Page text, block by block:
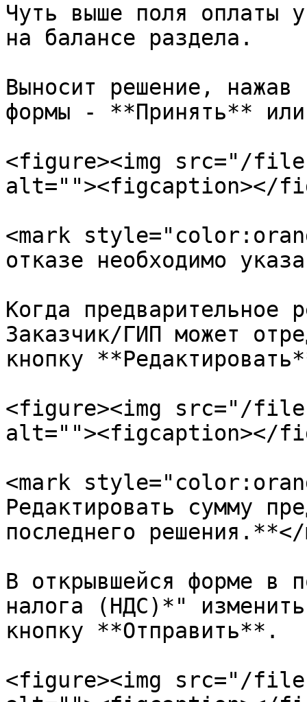
Чуть выше поля оплаты
на балансе раздела.
Выносит решение,
формы - **Принять**
<figure><img src="/files/
alt=""><figcaption></
<mark
отказе необходимо
Когда предварительное
Заказчик/ГИП может
кнопку
<figure><img src="/files/
alt=""><figcaption></
<mark
Редактировать сумму
последнего решения.**</
В открывшейся форме в
налога (НДС)*"
кнопку **Отправить**.
<figure><img src="/files/